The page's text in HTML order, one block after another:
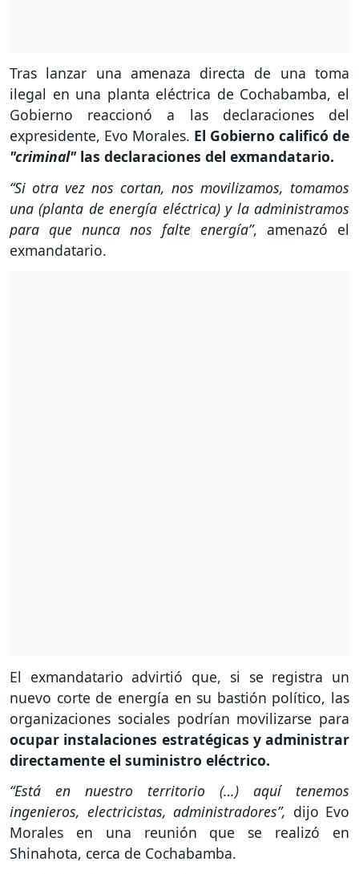
Tras lanzar una amenaza directa de una toma
ilegal en una planta eléctrica de Cochabamba, el
Gobierno reaccionó a las declaraciones del
expresidente, Evo Morales. El Gobierno calificó de
"criminal" las declaraciones del exmandatario.
“Si otra vez nos cortan, nos movilizamos, tomamos
una (planta de energía eléctrica) y la administramos
para que nunca nos falte energía”, amenazó el
exmandatario.
El exmandatario advirtió que, si se registra un
nuevo corte de energía en su bastión político, las
organizaciones sociales podrían movilizarse para
ocupar instalaciones estratégicas y administrar
directamente el suministro eléctrico.
“Está en nuestro territorio (…) aquí tenemos
ingenieros, electricistas, administradores”, dijo Evo
Morales en una reunión que se realizó en
Shinahota, cerca de Cochabamba.